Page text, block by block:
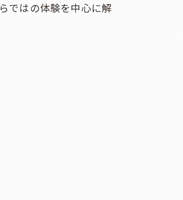
ではの体験を中心に解